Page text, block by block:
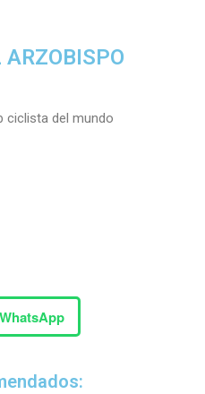
ciclista del mundo
WhatsApp